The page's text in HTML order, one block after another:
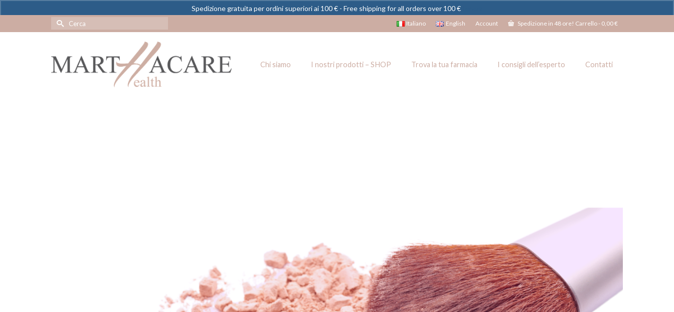
Italiano English Account Spedizione in 48 ore! Carrello- 0,00€
Cerca
per:
Chi siamo I nostri prodotti – SHOP Trova la tua farmacia I consigli dell’esperto Contatti
Spedizione gratuita per ordini superiori ai 100 € - Free shipping for all orders over 100 €